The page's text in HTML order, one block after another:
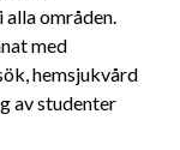
områden.
med
hemsjukvård
av studenter